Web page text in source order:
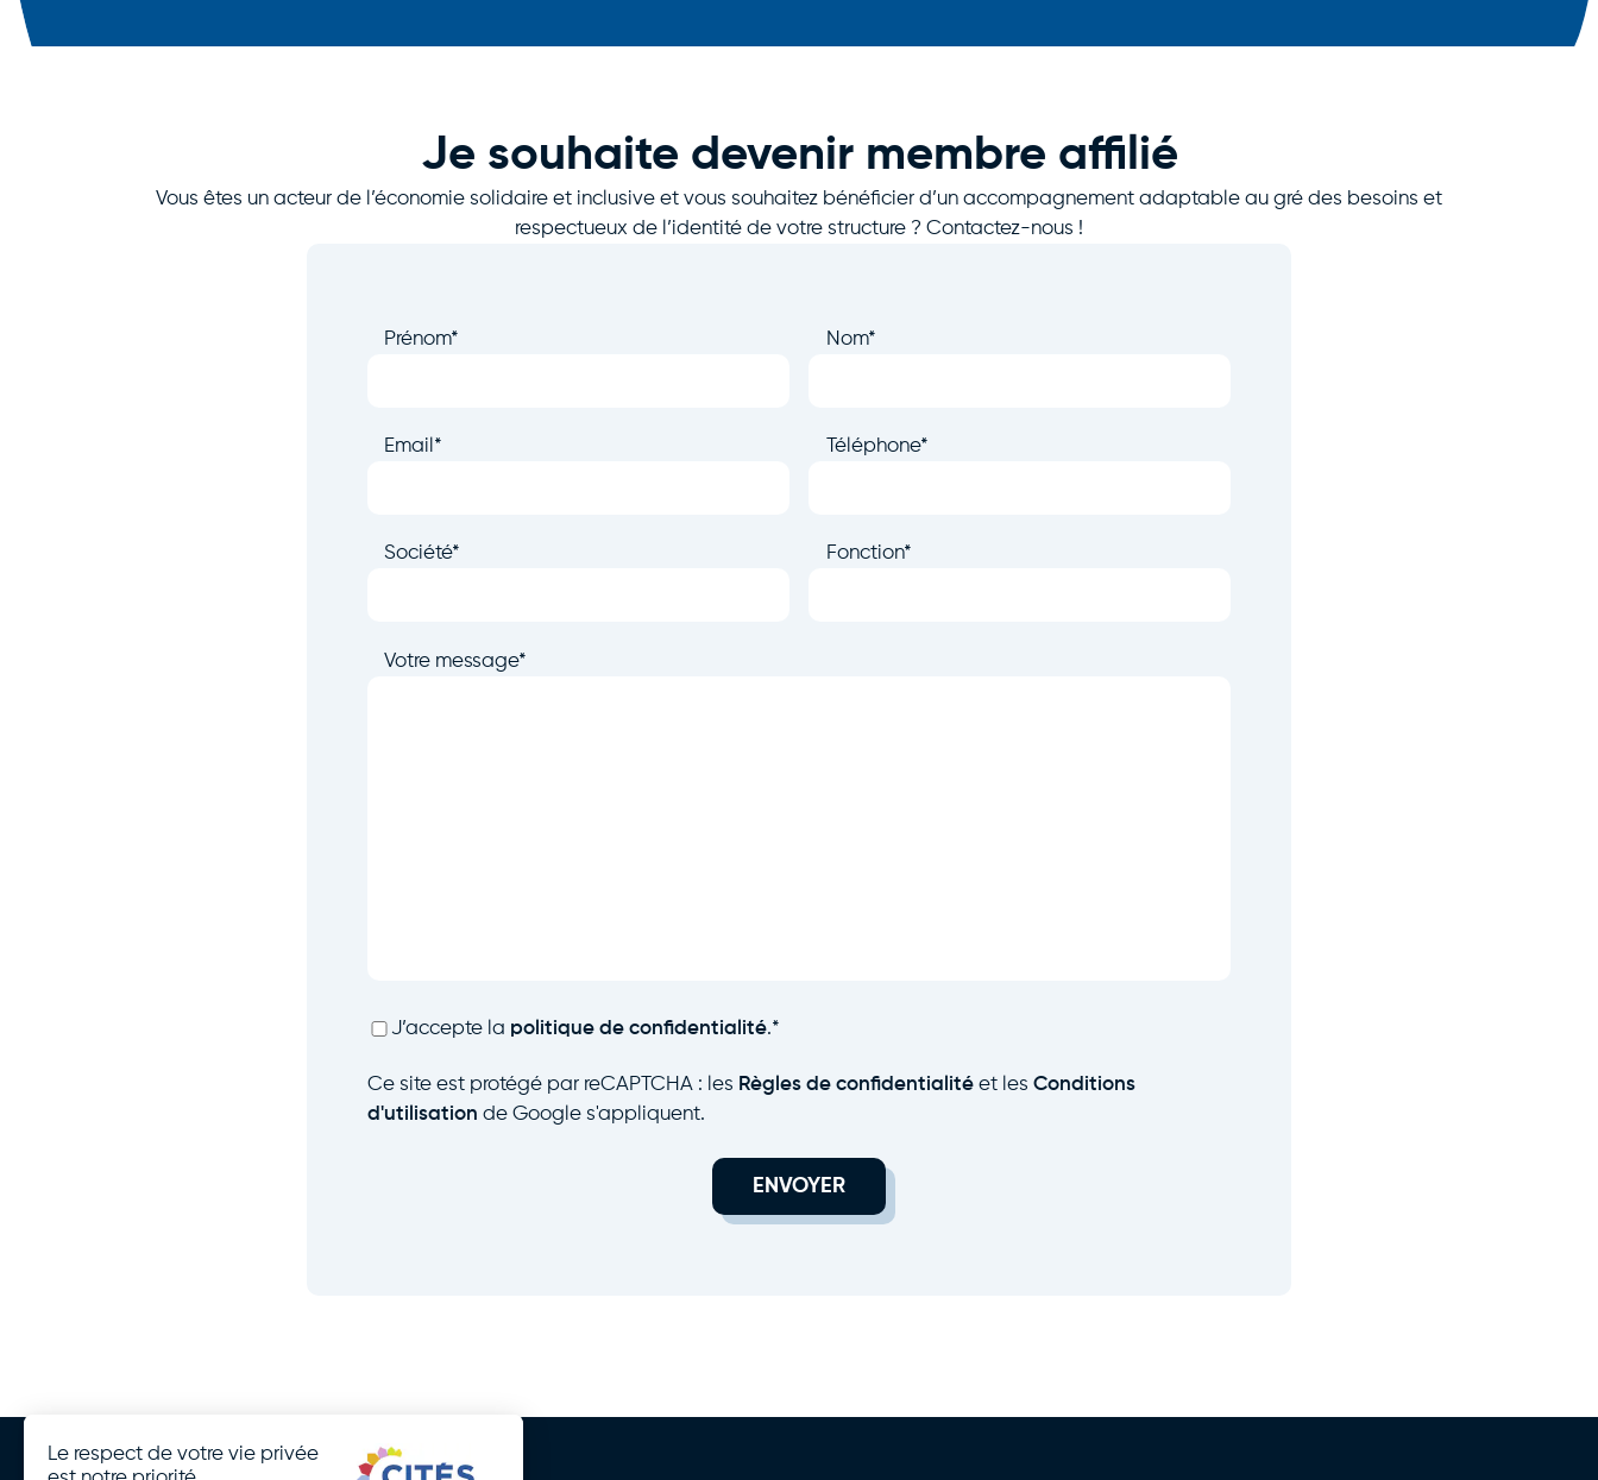
Je souhaite devenir membre affilié
Vous êtes un acteur de l’économie solidaire et inclusive et vous souhaitez bénéficier d’un accompagnement adaptable au gré des besoins et
respectueux de l’identité de votre structure ? Contactez-nous !
Prénom* Nom*
Email * Téléphone*
Société* Fonction*
Votre message*
RGPD*
J’accepte la politique de confidentialité.*
Ce site est protégé par reCAPTCHA : les Règles de confidentialitéet les Conditions
d'utilisation de Google s'appliquent.